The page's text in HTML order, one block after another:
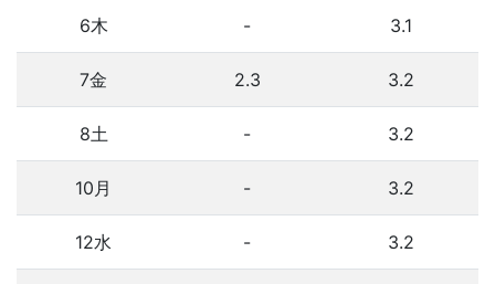
6木 - 3.1
7金 2.3 3.2
8土 - 3.2
10月 - 3.2
12水 - 3.2